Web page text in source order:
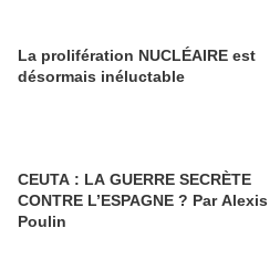
La prolifération NUCLÉAIRE est
désormais inéluctable
CEUTA : LA GUERRE SECRÈTE
CONTRE L’ESPAGNE ? Par Alexis
Poulin